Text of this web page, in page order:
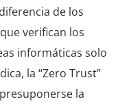
de los
verifican los
informáticas solo
la “Zero Trust”
la